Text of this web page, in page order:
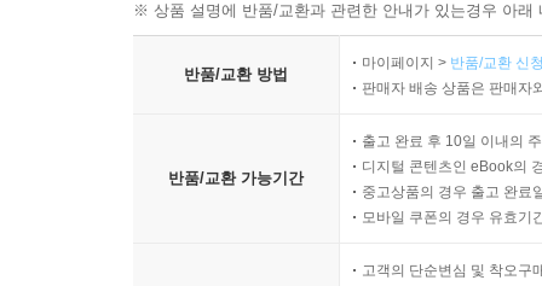
※ 상품 설명에 반품/교환과 관련한 안내가 있는경우 아
반품/교환 방법
마이페이지 > 반품/교환 신
판매자 배송 상품은 판매자
반품/교환 가능기간
출고 완료 후 10일 이내의
디지털 콘텐츠인 eBook의
중고상품의 경우 출고 완료
모바일 쿠폰의 경우 유효기
고객의 단순변심 및 착오구